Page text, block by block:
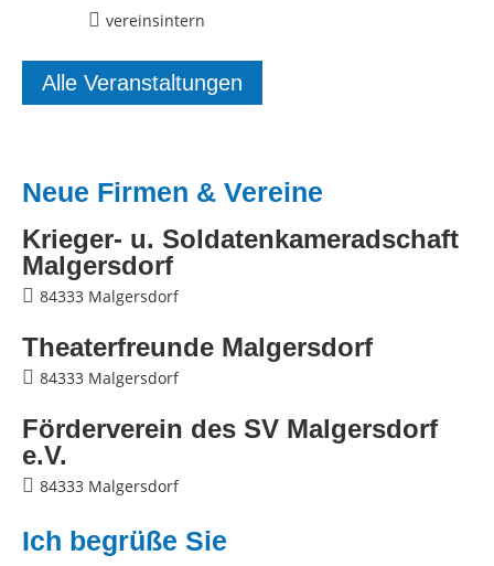
vereinsintern
Alle Veranstaltungen
Neue Firmen & Vereine
Krieger- u. Soldatenkameradschaft
Malgersdorf
84333 Malgersdorf
Theaterfreunde Malgersdorf
84333 Malgersdorf
Förderverein des SV Malgersdorf
e.V.
84333 Malgersdorf
Ich begrüße Sie